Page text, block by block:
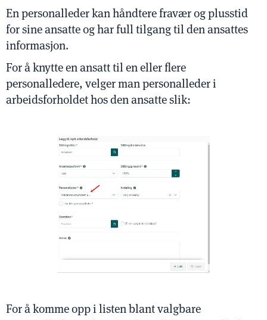
En personalleder kan håndtere fravær og plusstid
for sine ansatte og har full tilgang til den ansattes
informasjon.
For å knytte en ansatt til en eller flere
personalledere, velger man personalleder i
arbeidsforholdet hos den ansatte slik:
For å komme opp i listen blant valgbare